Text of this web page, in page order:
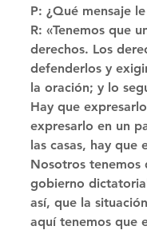
P: ¿Qué mensaje
R: «Tenemos que
derechos. Los
defenderlos y
la oración; y lo
Hay que
expresarlo en un
las casas, hay que
Nosotros tenemos
gobierno
así, que la
aquí tenemos que